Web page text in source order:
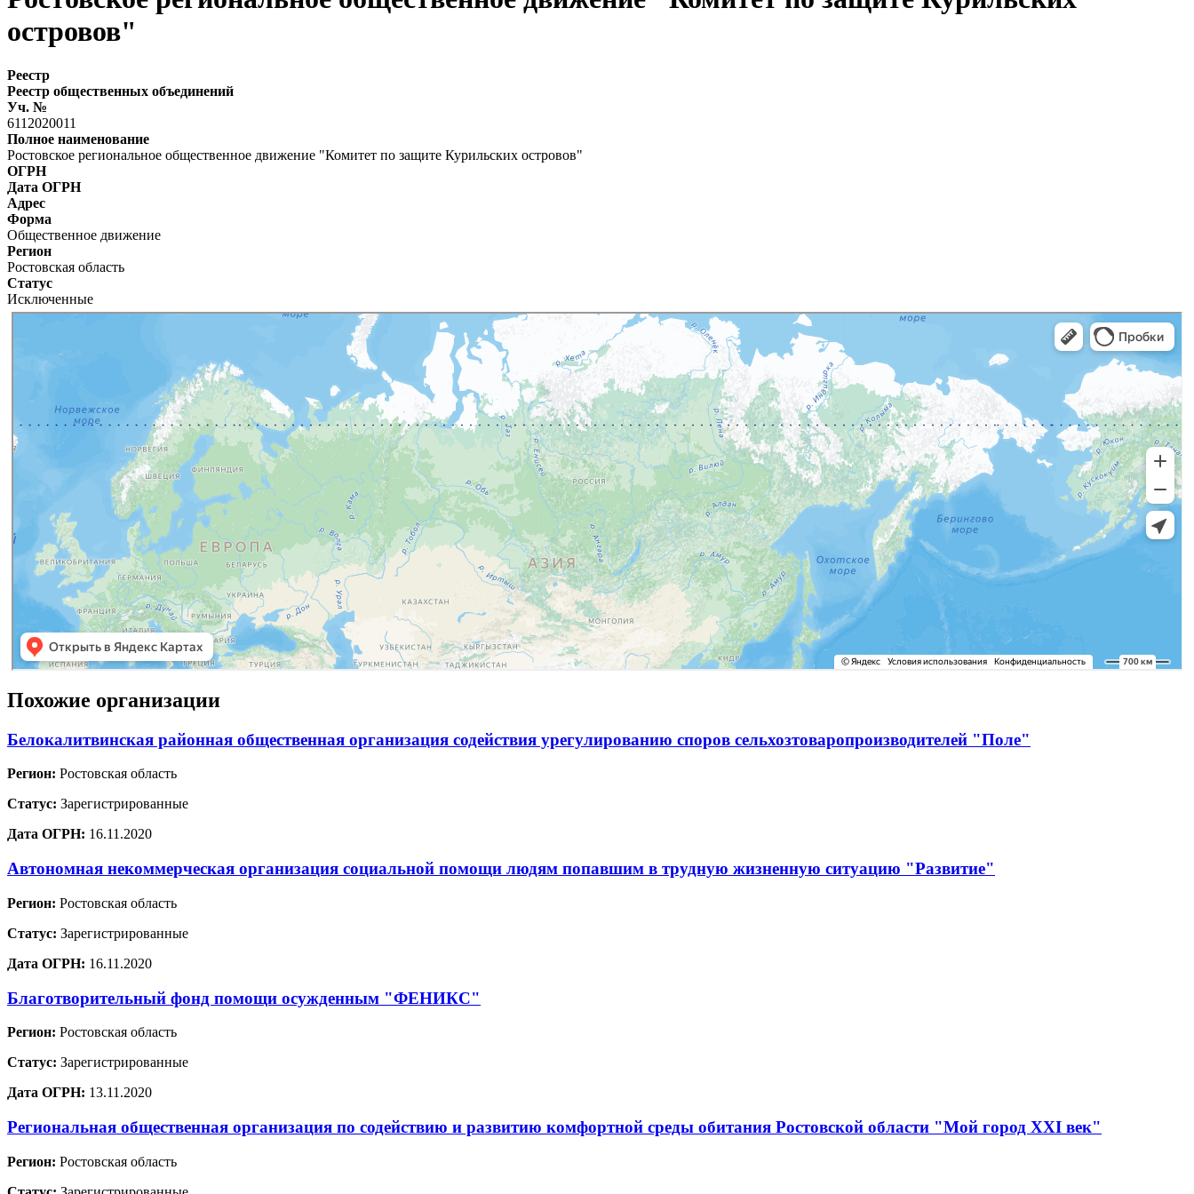
островов"
Реестр
Реестр общественных объединений
Уч. №
6112020011
Полное наименование
Ростовское региональное общественное движение "Комитет по защите Курильских островов"
ОГРН
Дата ОГРН
Адрес
Форма
Общественное движение
Регион
Ростовская область
Статус
Исключенные
Похожие организации
Белокалитвинская районная общественная организация содействия урегулированию споров сельхозтоваропроизводителей "Поле"
Регион: Ростовская область
Статус: Зарегистрированные
Дата ОГРН: 16.11.2020
Автономная некоммерческая организация социальной помощи людям попавшим в трудную жизненную ситуацию "Развитие"
Регион: Ростовская область
Статус: Зарегистрированные
Дата ОГРН: 16.11.2020
Благотворительный фонд помощи осужденным "ФЕНИКС"
Регион: Ростовская область
Статус: Зарегистрированные
Дата ОГРН: 13.11.2020
Региональная общественная организация по содействию и развитию комфортной среды обитания Ростовской области "Мой город XXI век"
Регион: Ростовская область